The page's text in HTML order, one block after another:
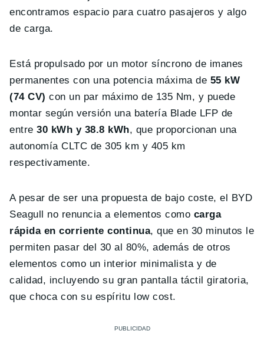
encontramos espacio para cuatro pasajeros y algo
de carga.
Está propulsado por un motor síncrono de imanes
permanentes con una potencia máxima de 55 kW
(74 CV) con un par máximo de 135 Nm, y puede
montar según versión una batería Blade LFP de
entre30 kWh y 38.8 kWh, que proporcionan una
autonomía CLTC de 305 km y 405 km
respectivamente.
A pesar de ser una propuesta de bajo coste, el BYD
Seagull no renuncia a elementos como carga
rápida en corriente continua, que en 30 minutos le
permiten pasar del 30 al 80%, además de otros
elementos como un interior minimalista y de
calidad, incluyendo su gran pantalla táctil giratoria,
que choca con su espíritu low cost.